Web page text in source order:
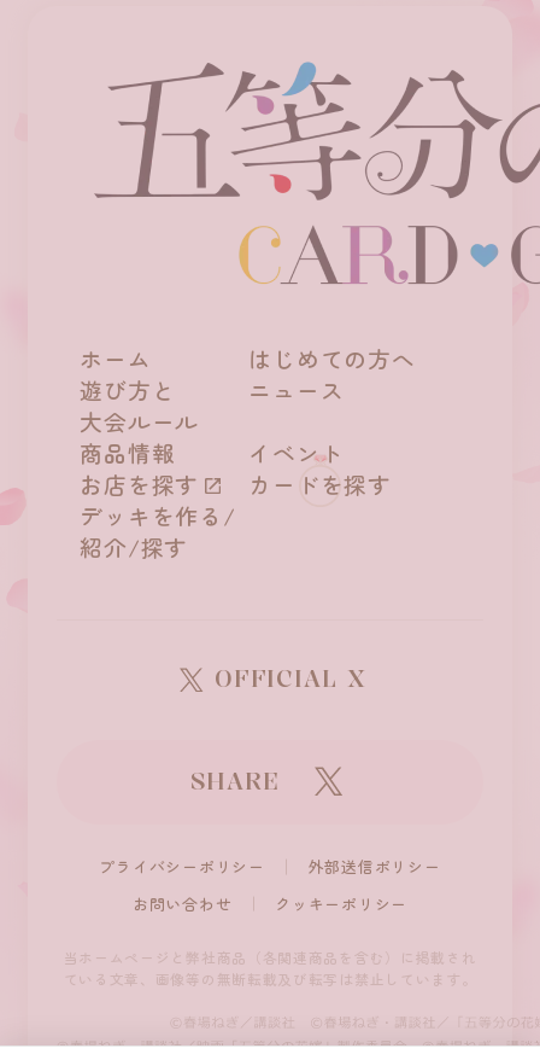
ホーム
はじめての方へ
遊び方と
大会ルール
ニュース
商品情報
イベント
お店を探す
カードを探す
デッキを作る/
紹介/探す
OFFICIAL X
SHARE
プライバシーポリシー
外部送信ポリシー
お問い合わせ
クッキーポリシー
当ホームページと弊社商品（各関連商品を含む）に掲載され
ている文章、 画像等の無断転載及び転写は禁止しています。